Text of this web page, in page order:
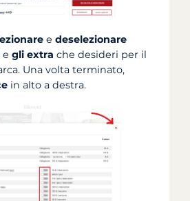
e deselezionare
e gli extra che desideri per il
Una volta terminato,
in alto a destra.